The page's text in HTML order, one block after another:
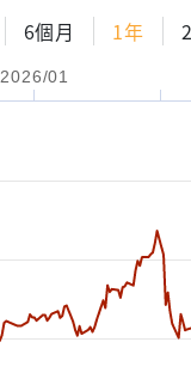
6個月 1年
2026/01